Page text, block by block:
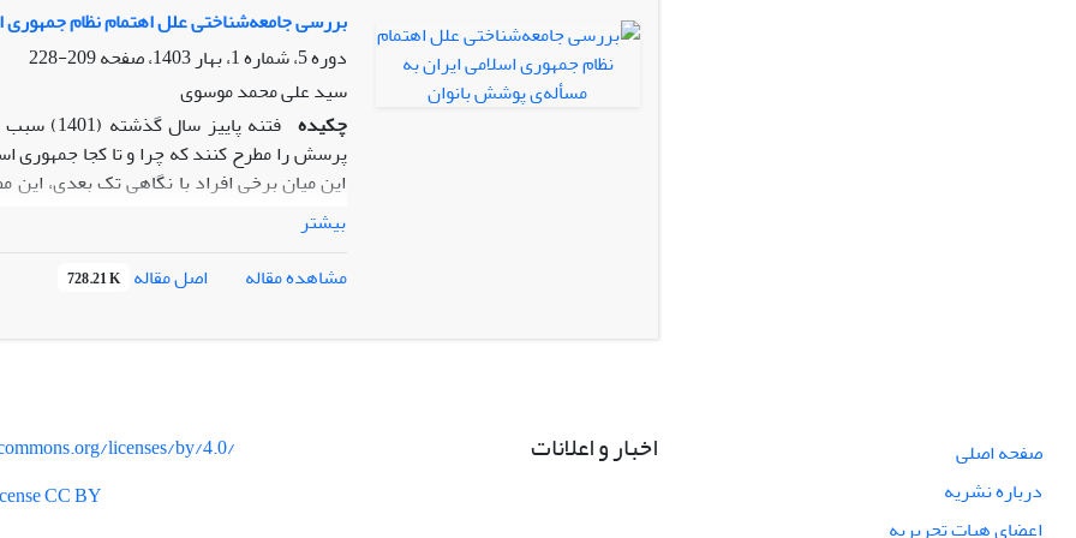
انتخاب آگاهانه و ارزش درونی نزد افراد
حکمرانان می‌تواند به حکمرانی بهتر در امر حجاب
بررسی جامعه‌شناختی علل اهتمام نظام
دوره 5، شماره 1، بهار 1403، صفحه
209-228
سید علی محمد موسوی
چکیده
فتنه
پرسش را مطرح کنند که چرا و تا کجا جمهوری
این میان برخی افراد با نگاهی تک بعدی،
برای حفظ طرفدارانش، عنوان کردند. هدف
جمهوری اسلامی است. سوال اصلی این است که
رعایت یک واجب اجتماعی، تا این حد اصرار
به بررسی این مسأله می‌پردازد. یافته‌های
بهترین گواه بر این امر، حضور فعال زنان
بیشتر
مشاهده مقاله
اصل مقاله 728.21 K
صفحه اصلی
درباره نشریه
اعضای هیات تحریریه
اخبار و اعلانات
licenses/by/4.0/
CC BY